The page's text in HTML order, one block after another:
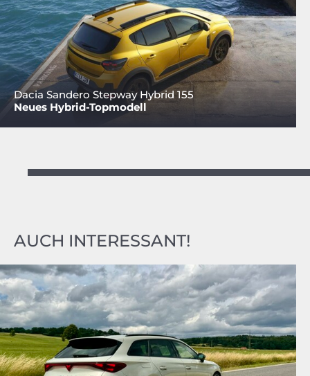
Dacia Sandero Stepway Hybrid 155
Neues Hybrid-Topmodell
AUCH INTERESSANT!